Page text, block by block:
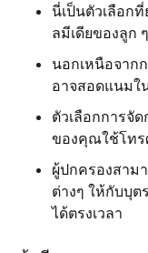
นี่เป็นตัวเลือก
ลมีเดียของลูก
นอกเหนือจาก
อาจสอดแนม
ตัวเลือกการจั
ของคุณใช้โท
ผู้ปกครองสาม
ต่างๆ ให้กับบุ
ได้ตรงเวลา